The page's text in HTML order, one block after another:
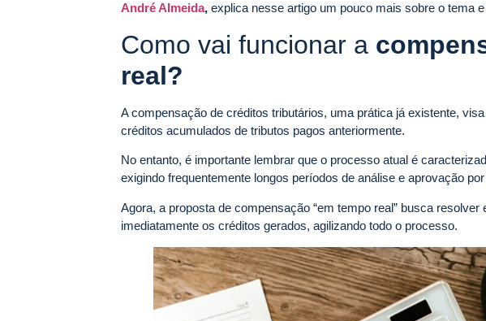
André Almeida,explica nesse artigo um pouco mais sobre o tema
Como vai funcionar a
real?
A compensação de créditos tributários, uma prática já existente,
créditos acumulados de tributos pagos anteriormente.
No entanto, é importante lembrar que o processo atual é
exigindo frequentemente longos períodos de análise e aprovação
Agora, a proposta de compensação “em tempo real” busca
imediatamente os créditos gerados, agilizando todo o processo.